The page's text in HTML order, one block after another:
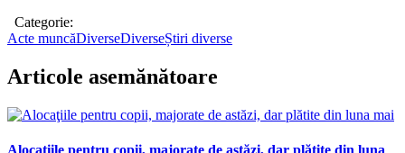
Categorie:
Acte muncăDiverseDiverseȘtiri diverse
Articole asemănătoare
Alocaţiile pentru copii, majorate de astăzi, dar plătite din luna